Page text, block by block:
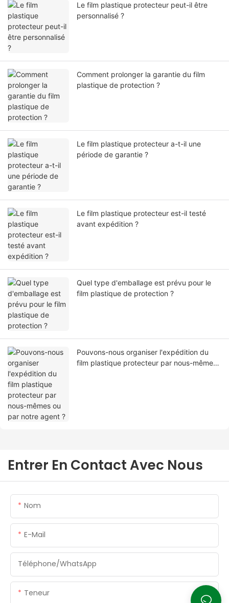
Le film plastique protecteur peut-il être
personnalisé ?
Comment prolonger la garantie du film
plastique de protection ?
Le film plastique protecteur a-t-il une
période de garantie ?
Le film plastique protecteur est-il testé
avant expédition ?
Quel type d'emballage est prévu pour le
film plastique de protection ?
Pouvons-nous organiser l'expédition du
film plastique protecteur par nous-mêmes
Entrer En Contact Avec Nous
Nom
E-Mail
Téléphone/WhatsApp
Teneur